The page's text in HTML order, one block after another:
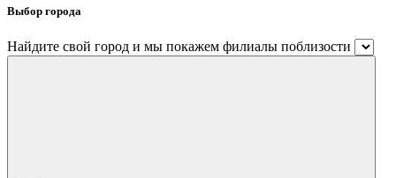
Выбор города
Найдите свой город и мы покажем филиалы поблизости